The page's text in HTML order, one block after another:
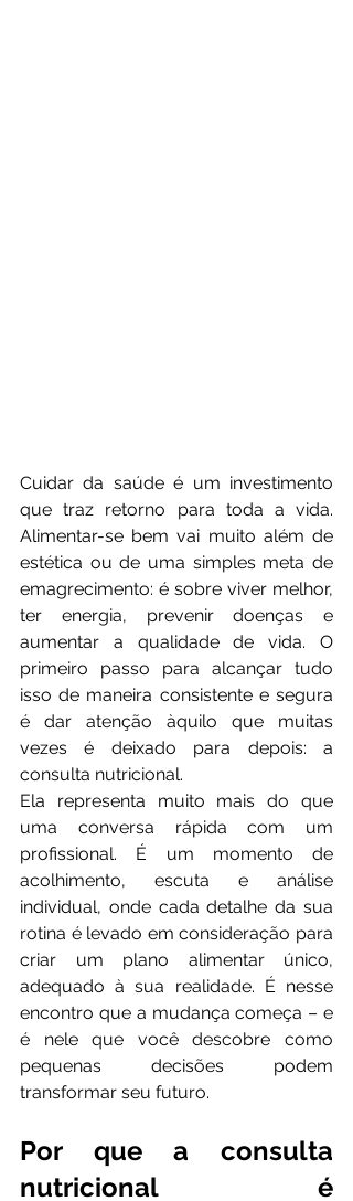
Cuidar da saúde é um investimento
que traz retorno para toda a vida.
Alimentar-se bem vai muito além de
estética ou de uma simples meta de
emagrecimento: é sobre viver melhor,
ter energia, prevenir doenças e
aumentar a qualidade de vida. O
primeiro passo para alcançar tudo
isso de maneira consistente e segura
é dar atenção àquilo que muitas
vezes é deixado para depois: a
consulta nutricional.
Ela representa muito mais do que
uma conversa rápida com um
profissional. É um momento de
acolhimento, escuta e análise
individual, onde cada detalhe da sua
rotina é levado em consideração para
criar um plano alimentar único,
adequado à sua realidade. É nesse
encontro que a mudança começa – e
é nele que você descobre como
pequenas decisões podem
transformar seu futuro.
Por que a consulta
nutricional é